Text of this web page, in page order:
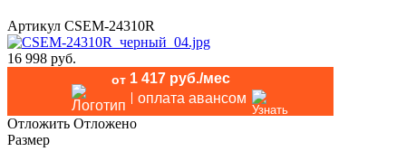
Артикул CSEM-24310R
16 998 руб.
от 1 417 руб./мес
оплата авансом
Отложить Отложено
Размер